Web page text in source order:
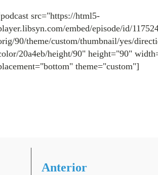
src="https://html5-
embed/episode/id/
90/theme/custom/thumbnail/yes/
20a4eb/height/90" height="90"
theme="custom"]
Anterior